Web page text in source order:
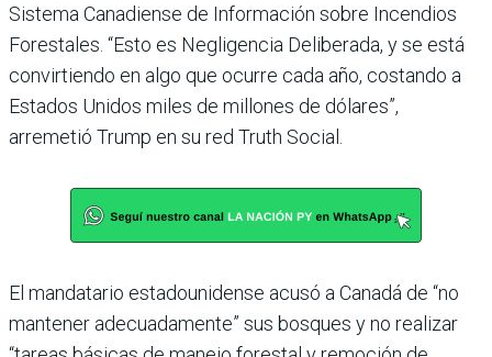
Sistema Canadiense de Información sobre Incendios
Forestales. “Esto es Negligencia Deliberada, y se está
convirtiendo en algo que ocurre cada año, costando a
Estados Unidos miles de millones de dólares”,
arremetió Trump en su red Truth Social.
El mandatario estadounidense acusó a Canadá de “no
mantener adecuadamente” sus bosques y no realizar